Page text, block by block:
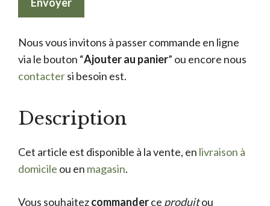
Nous vous invitons à passer commande en ligne
via le bouton “Ajouter au panier” ou encore nous
contactersi besoin est.
Description
Cet article est disponible à la vente, en livraison à
domicile ou en magasin.
Vous souhaitezcommanderce produitou